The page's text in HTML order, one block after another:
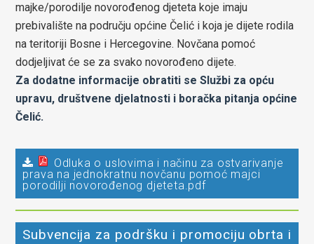
majke/porodilje novorođenog djeteta koje imaju
prebivalište na području općine Čelić i koja je dijete rodila
na teritoriji Bosne i Hercegovine. Novčana pomoć
dodjeljivat će se za svako novorođeno dijete.
Za dodatne informacije obratiti se Službi za opću
upravu, društvene djelatnosti i boračka pitanja općine
Čelić.
Odluka o uslovima i načinu za ostvarivanje
prava na jednokratnu novčanu pomoć majci
porodilji novorođenog djeteta.pdf
Subvencija za podršku i promociju obrta i